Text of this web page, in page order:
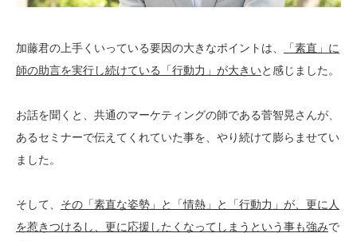
加藤君の上手くいっている要因の大きなポイントは、
「素直」に
師の助言を実行し続けている「行動力」が大きいと感じました。
お話を聞くと、共通のマーケティングの師である菅智晃さんが、
あるセミナーで伝えてくれていた事を、やり続けて膨らませてい
ました。
そして、 その「素直な姿勢」と「情熱」と「行動力」が、更に人
を惹きつけるし、更に応援したくなってしまうという事も強みで